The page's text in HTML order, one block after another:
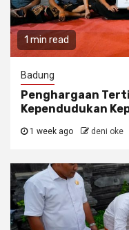
1 min read
Badung
Penghargaan
Kependudukan
1 week ago deni oke